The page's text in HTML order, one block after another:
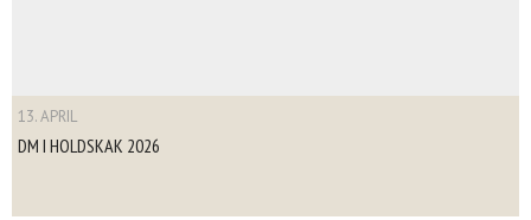
13. APRIL
DM I HOLDSKAK 2026